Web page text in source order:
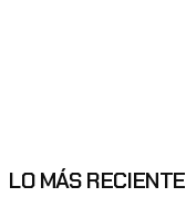
LO MÁS RECIENTE